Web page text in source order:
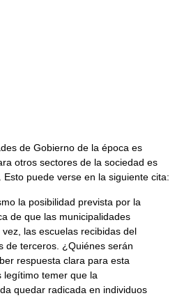
de Gobierno de la época es
otros sectores de la sociedad es
puede verse en la siguiente cita:
la posibilidad prevista por la
de que las municipalidades
las escuelas recibidas del
de terceros. ¿Quiénes serán
respuesta clara para esta
legítimo temer que la
quedar radicada en individuos